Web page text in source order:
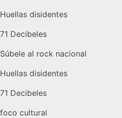
Huellas disidentes
71 Decibeles
Súbele al rock nacional
Huellas disidentes
71 Decibeles
foco cultural